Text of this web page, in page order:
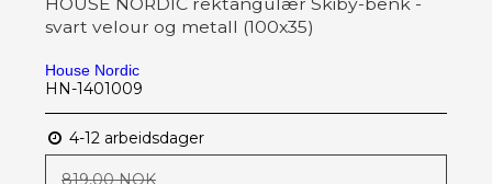
svart velour og metall (100x35)
House Nordic
HN-1401009
4-12 arbeidsdager
819,00 NOK